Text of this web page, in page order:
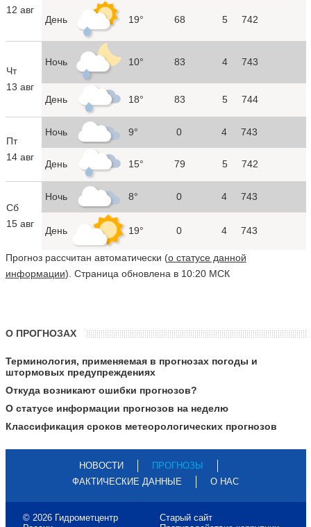
12 авг
День 19° 68 5 742
Чт
13 авг
Ночь 10° 83 4 743
День 18° 83 5 744
Пт
14 авг
Ночь 9° 0 4 743
День 15° 79 5 742
Сб
15 авг
Ночь 8° 0 4 743
День 19° 0 4 743
Прогноз рассчитан автоматически (о статусе данной
информации). Страница обновлена в 10:20 МСК
О ПРОГНОЗАХ
Терминология, применяемая в прогнозах погоды и
штормовых предупреждениях
Откуда возникают ошибки прогнозов?
О статусе информации прогнозов на неделю
Классификация сроков метеорологических прогнозов
НОВОСТИ
ПРОГНОЗЫ
ФАКТИЧЕСКИЕ ДАННЫЕ
О НАС
© 2026 Гидрометцентр
Старый сайт